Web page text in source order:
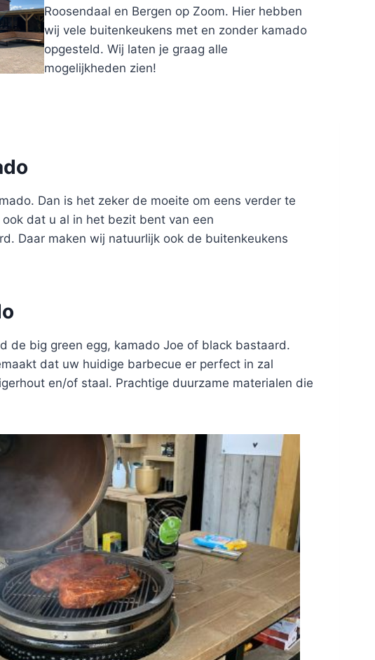
Roosendaal en Bergen op Zoom. Hier hebben
wij vele buitenkeukens met en zonder kamado
opgesteld. Wij laten je graag alle
mogelijkheden zien!
Dan is het zeker de moeite om eens verder te
dat u al in het bezit bent van een
Daar maken wij natuurlijk ook de buitenkeukens
de big green egg, kamado Joe of black bastaard.
dat uw huidige barbecue er perfect in zal
en/of staal. Prachtige duurzame materialen die